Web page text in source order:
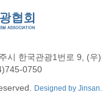
시 한국관광1번로 9, (우)
0750
Designed by Jinsan.